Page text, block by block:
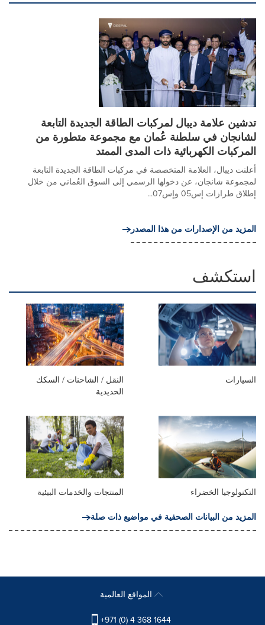
تدشين علامة ديبال لمركبات الطاقة الجديدة التابعة
لشانجان في سلطنة عُمان مع مجموعة متطورة من
المركبات الكهربائية ذات المدى الممتد
أعلنت ديبال، العلامة المتخصصة في مركبات الطاقة الجديدة التابعة
لمجموعة شانجان، عن دخولها الرسمي إلى السوق العُماني من خلال
إطلاق طرازات إس05 وإس07...
المزيد من الإصدارات من هذا المصدر
استكشف
السيارات
النقل / الشاحنات / السكك
الحديدية
التكنولوجيا الخضراء
المنتجات والخدمات البيئية
المزيد من البيانات الصحفية في مواضيع ذات صلة
+971 (0) 4 368 1644